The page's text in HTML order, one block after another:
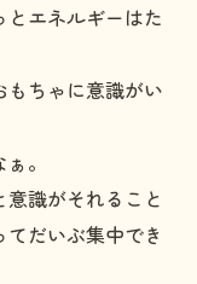
エネルギーはた
ちゃに意識がい
。
識がそれること
だいぶ集中でき